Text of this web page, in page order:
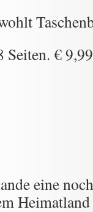
Seiten. € 9,99
eine
Heimatland